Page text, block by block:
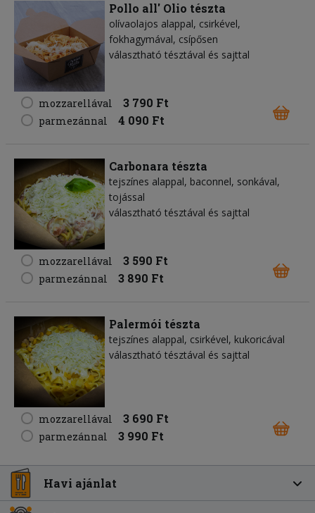
Pollo all' Olio tészta
olívaolajos alappal, csirkével,
fokhagymával, csípősen
választható tésztával és sajttal
mozzarellával 3 790 Ft
parmezánnal 4 090 Ft
Carbonara tészta
tejszínes alappal, baconnel, sonkával,
tojással
választható tésztával és sajttal
mozzarellával 3 590 Ft
parmezánnal 3 890 Ft
Palermói tészta
tejszínes alappal, csirkével, kukoricával
választható tésztával és sajttal
mozzarellával 3 690 Ft
parmezánnal 3 990 Ft
Havi ajánlat